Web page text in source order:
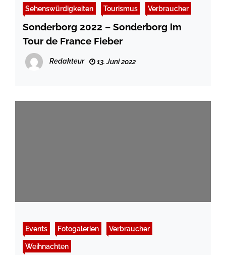
Sehenswürdigkeiten Tourismus Verbraucher
Sonderborg 2022 – Sonderborg im
Tour de France Fieber
Redakteur 13. Juni 2022
Events Fotogalerien Verbraucher
Weihnachten